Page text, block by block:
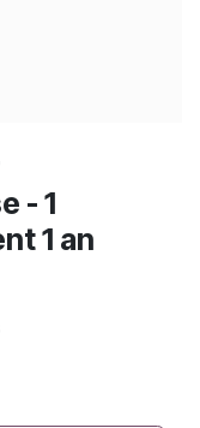
- 1
1 an